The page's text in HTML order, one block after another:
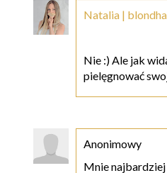
Natalia |
Nie :) Ale jak
pielęgnować
Anonimowy
Mnie